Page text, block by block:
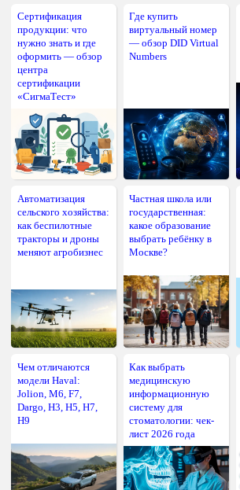
Сертификация
продукции: что
нужно знать и где
оформить — обзор
центра
сертификации
«СигмаТест»
Где купить
виртуальный номер
— обзор DID Virtual
Numbers
Автоматизация
сельского хозяйства:
как беспилотные
тракторы и дроны
меняют агробизнес
Частная школа или
государственная:
какое образование
выбрать ребёнку в
Москве?
Чем отличаются
модели Haval:
Jolion, M6, F7,
Dargo, H3, H5, H7,
H9
Как выбрать
медицинскую
информационную
систему для
стоматологии: чек-
лист 2026 года